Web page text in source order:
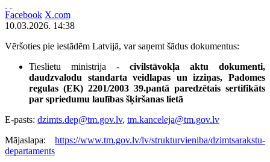
Facebook X.com
10.03.2026. 14:38
Vēršoties pie iestādēm Latvijā, var saņemt šādus dokumentus:
Tieslietu ministrija - civilstāvokļa aktu dokumenti,
daudzvalodu standarta veidlapas un izziņas, Padomes
regulas (EK) 2201/2003 39.pantā paredzētais sertifikāts
par spriedumu laulības šķiršanas lietā
E-pasts: dzimts.dep@tm.gov.lv, tm.kanceleja@tm.gov.lv
Mājaslapa: https://www.tm.gov.lv/lv/strukturvieniba/dzimtsarakstu-
departaments